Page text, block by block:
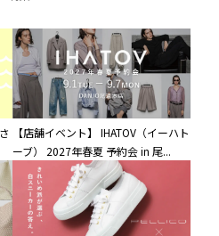
【店舗イベント】 IHATOV（イーハト
ーブ） 2027年春夏 予約会 in 尾...